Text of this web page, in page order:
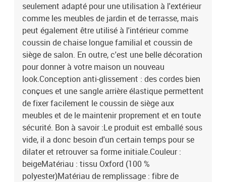
seulement adapté pour une utilisation à l'extérieur
comme les meubles de jardin et de terrasse, mais
peut également être utilisé à l'intérieur comme
coussin de chaise longue familial et coussin de
siège de salon. En outre, c'est une belle décoration
pour donner à votre maison un nouveau
look.Conception anti-glissement : des cordes bien
conçues et une sangle arrière élastique permettent
de fixer facilement le coussin de siège aux
meubles et de le maintenir proprement et en toute
sécurité. Bon à savoir :Le produit est emballé sous
vide, il a donc besoin d'un certain temps pour se
dilater et retrouver sa forme initiale.Couleur :
beigeMatériau : tissu Oxford (100 %
polyester)Matériau de remplissage : fibre de